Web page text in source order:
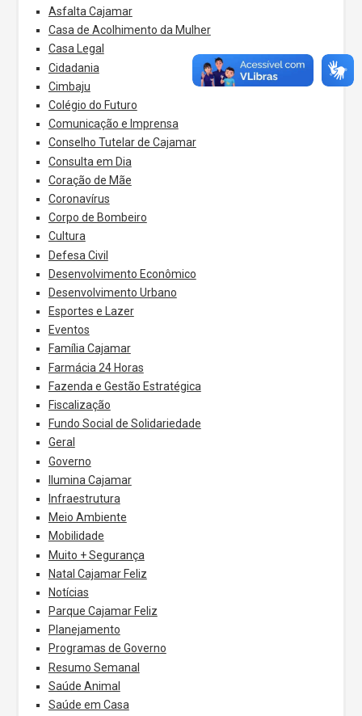
Asfalta Cajamar
Casa de Acolhimento da Mulher
Casa Legal
Cidadania
Cimbaju
Colégio do Futuro
Comunicação e Imprensa
Conselho Tutelar de Cajamar
Consulta em Dia
Coração de Mãe
Coronavírus
Corpo de Bombeiro
Cultura
Defesa Civil
Desenvolvimento Econômico
Desenvolvimento Urbano
Esportes e Lazer
Eventos
Família Cajamar
Farmácia 24 Horas
Fazenda e Gestão Estratégica
Fiscalização
Fundo Social de Solidariedade
Geral
Governo
Ilumina Cajamar
Infraestrutura
Meio Ambiente
Mobilidade
Muito + Segurança
Natal Cajamar Feliz
Notícias
Parque Cajamar Feliz
Planejamento
Programas de Governo
Resumo Semanal
Saúde Animal
Saúde em Casa